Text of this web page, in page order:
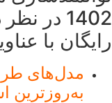
1402 در
رایگان با
مدل‌های
به‌روزترین